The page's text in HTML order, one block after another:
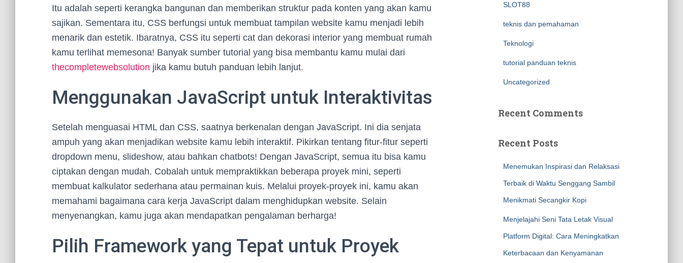
Itu adalah seperti kerangka bangunan dan memberikan struktur pada konten yang akan kamu
sajikan. Sementara itu, CSS berfungsi untuk membuat tampilan website kamu menjadi lebih
menarik dan estetik. Ibaratnya, CSS itu seperti cat dan dekorasi interior yang membuat rumah
kamu terlihat memesona! Banyak sumber tutorial yang bisa membantu kamu mulai dari
thecompletewebsolution jika kamu butuh panduan lebih lanjut.
Menggunakan JavaScript untuk Interaktivitas
Setelah menguasai HTML dan CSS, saatnya berkenalan dengan JavaScript. Ini dia senjata
ampuh yang akan menjadikan website kamu lebih interaktif. Pikirkan tentang fitur-fitur seperti
dropdown menu, slideshow, atau bahkan chatbots! Dengan JavaScript, semua itu bisa kamu
ciptakan dengan mudah. Cobalah untuk mempraktikkan beberapa proyek mini, seperti
membuat kalkulator sederhana atau permainan kuis. Melalui proyek-proyek ini, kamu akan
memahami bagaimana cara kerja JavaScript dalam menghidupkan website. Selain
menyenangkan, kamu juga akan mendapatkan pengalaman berharga!
Pilih Framework yang Tepat untuk Proyek
SLOT88
teknis dan pemahaman
Teknologi
tutorial panduan teknis
Uncategorized
Recent Comments
Recent Posts
Menemukan Inspirasi dan Relaksasi
Terbaik di Waktu Senggang Sambil
Menikmati Secangkir Kopi
Menjelajahi Seni Tata Letak Visual
Platform Digital: Cara Meningkatkan
Keterbacaan dan Kenyamanan